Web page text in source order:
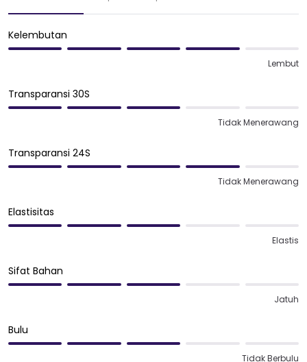
Kelembutan
Lembut
Transparansi 30S
Tidak Menerawang
Transparansi 24S
Tidak Menerawang
Elastisitas
Elastis
Sifat Bahan
Jatuh
Bulu
Tidak Berbulu